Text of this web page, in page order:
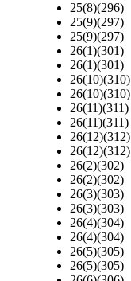
25(8)(296)
25(9)(297)
25(9)(297)
26(1)(301)
26(1)(301)
26(10)(310)
26(10)(310)
26(11)(311)
26(11)(311)
26(12)(312)
26(12)(312)
26(2)(302)
26(2)(302)
26(3)(303)
26(3)(303)
26(4)(304)
26(4)(304)
26(5)(305)
26(5)(305)